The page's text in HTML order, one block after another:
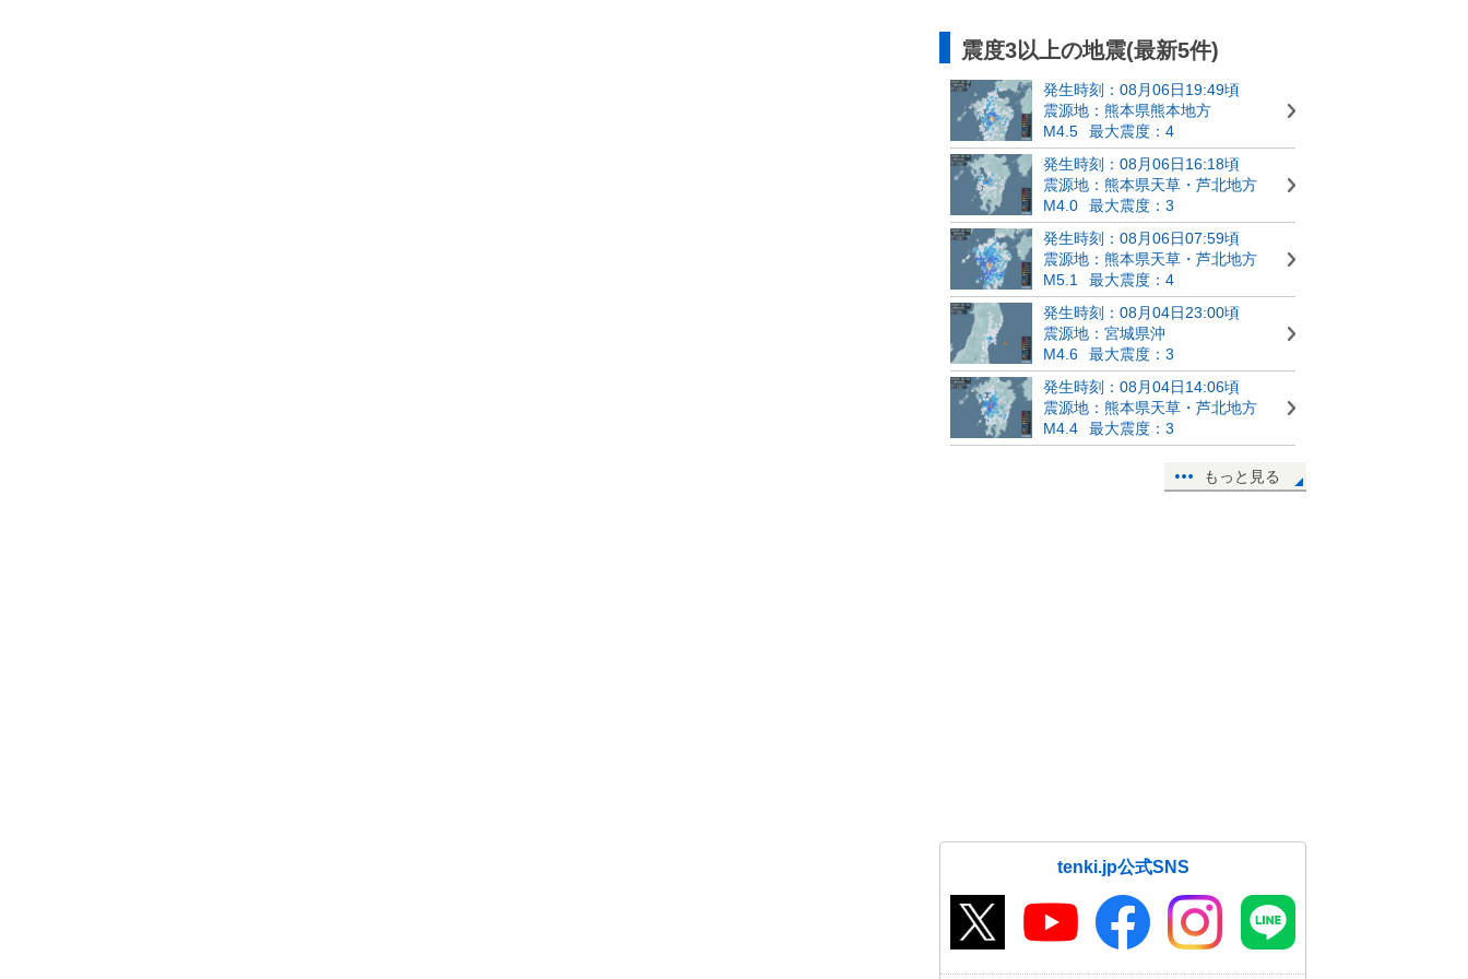
震度3以上の地震(最新5件)
発生時刻：08月06日19:49頃
震源地：熊本県熊本地方
M4.5
最大震度：4
発生時刻：08月06日16:18頃
震源地：熊本県天草・芦北地方
M4.0
最大震度：3
発生時刻：08月06日07:59頃
震源地：熊本県天草・芦北地方
M5.1
最大震度：4
発生時刻：08月04日23:00頃
震源地：宮城県沖
M4.6
最大震度：3
発生時刻：08月04日14:06頃
震源地：熊本県天草・芦北地方
M4.4
最大震度：3
もっと見る
tenki.jp公式SNS